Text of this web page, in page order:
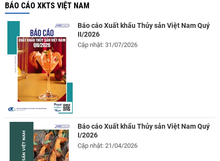
BÁO CÁO XKTS VIỆT NAM
Báo cáo Xuất khẩu Thủy sản Việt Nam Quý
II/2026
Cập nhật: 31/07/2026
Báo cáo Xuất khẩu Thủy sản Việt Nam Quý
I/2026
Cập nhật: 21/04/2026